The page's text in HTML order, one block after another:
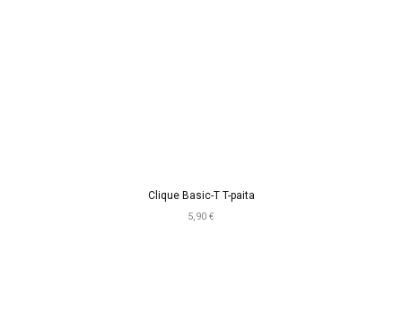
Clique Basic-T T-paita
5,90 €